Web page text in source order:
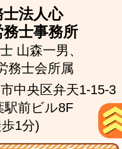
法人心
士事務所
山森一男、
務士会所属
中央区弁天1-15-3
駅前ビル8F
1分)